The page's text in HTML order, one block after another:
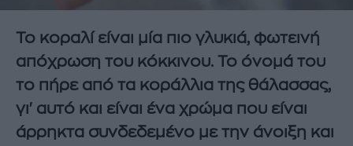
Το κοραλί είναι μία πιο γλυκιά, φωτεινή
απόχρωση του κόκκινου. Το όνομά του
το πήρε από τα κοράλλια της θάλασσας,
γι' αυτό και είναι ένα χρώμα που είναι
άρρηκτα συνδεδεμένο με την άνοιξη και